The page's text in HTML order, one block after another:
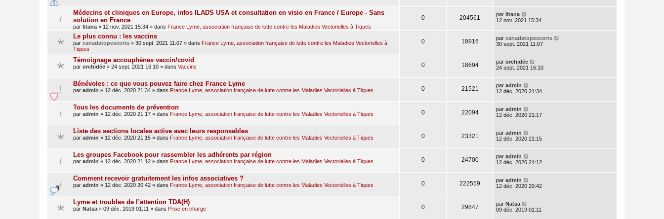
Médecins et cliniques en Europe, infos ILADS USA et consultation en visio en France / Europe - Sans
solution en France
par litana » 12 nov. 2021 15:34 » dans France Lyme, association française de lutte contre les Maladies Vectorielles à Tiques
0 204561 par litana
12 nov. 2021 15:34
Le plus connu : les vaccins
par canadatopescorts » 30 sept. 2021 11:07 » dans France Lyme, association française de lutte contre les Maladies Vectorielles à
Tiques
0 18916 par canadatopescorts
30 sept. 2021 11:07
Témoignage accouphènes vaccin/covid
par orchidée » 24 sept. 2021 16:10 » dans Vaccins 0 18694 par orchidée
24 sept. 2021 16:10
Bénévoles : ce que vous pouvez faire chez France Lyme
par admin » 12 déc. 2020 21:34 » dans France Lyme, association française de lutte contre les Maladies Vectorielles à Tiques 0 21521 par admin
12 déc. 2020 21:34
Tous les documents de prévention
par admin » 12 déc. 2020 21:17 » dans France Lyme, association française de lutte contre les Maladies Vectorielles à Tiques 0 22094 par admin
12 déc. 2020 21:17
Liste des sections locales active avec leurs responsables
par admin » 12 déc. 2020 21:15 » dans France Lyme, association française de lutte contre les Maladies Vectorielles à Tiques 0 23321 par admin
12 déc. 2020 21:15
Les groupes Facebook pour rassembler les adhérents par région
par admin » 12 déc. 2020 21:12 » dans France Lyme, association française de lutte contre les Maladies Vectorielles à Tiques 0 24700 par admin
12 déc. 2020 21:12
Comment recevoir gratuitement les infos associatives ?
par admin » 12 déc. 2020 20:42 » dans France Lyme, association française de lutte contre les Maladies Vectorielles à Tiques 0 222559 par admin
12 déc. 2020 20:42
Lyme et troubles de l’attention TDA(H)
par Natsa » 09 déc. 2019 01:11 » dans Prise en charge 0 29847 par Natsa
09 déc. 2019 01:11